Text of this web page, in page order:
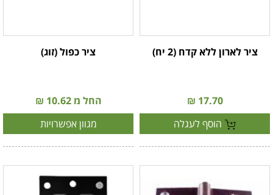
ציר לארון ללא קדח (2 יח)
17.70 ₪
הוסף לעגלה
ציר כפול (זוג)
החל מ 10.62 ₪
מגוון אפשרויות